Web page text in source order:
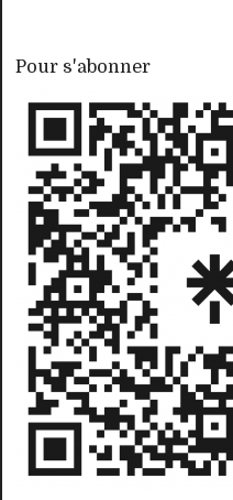
Pour s'abonner